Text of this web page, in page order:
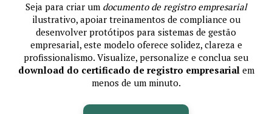
Seja para criar um documento de registro empresarial
ilustrativo, apoiar treinamentos de compliance ou
desenvolver protótipos para sistemas de gestão
empresarial, este modelo oferece solidez, clareza e
profissionalismo. Visualize, personalize e conclua seu
download do certificado de registro empresarialem
menos de um minuto.